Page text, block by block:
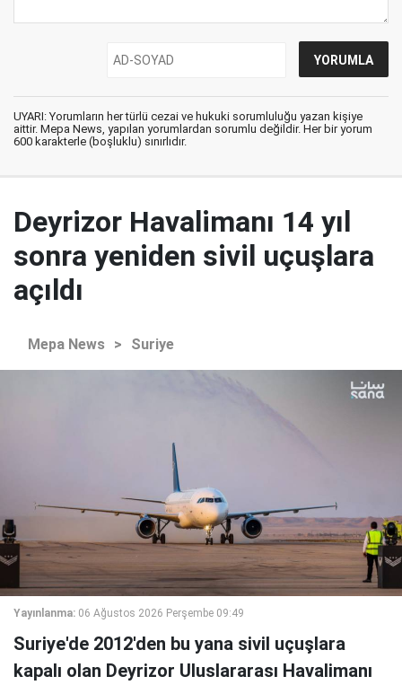
UYARI: Yorumların her türlü cezai ve hukuki sorumluluğu yazan kişiye
aittir. Mepa News, yapılan yorumlardan sorumlu değildir. Her bir yorum
600 karakterle (boşluklu) sınırlıdır.
Deyrizor Havalimanı 14 yıl
sonra yeniden sivil uçuşlara
açıldı
Mepa News > Suriye
Yayınlanma: 06 Ağustos 2026 Perşembe 09:49
Suriye'de 2012'den bu yana sivil uçuşlara
kapalı olan Deyrizor Uluslararası Havalimanı